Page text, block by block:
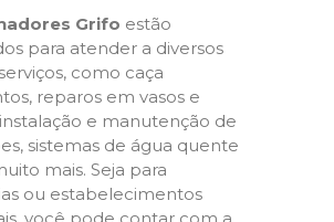
Grifo estão
para atender a diversos
como caça
reparos em vasos e
e manutenção de
sistemas de água quente
mais. Seja para
ou estabelecimentos